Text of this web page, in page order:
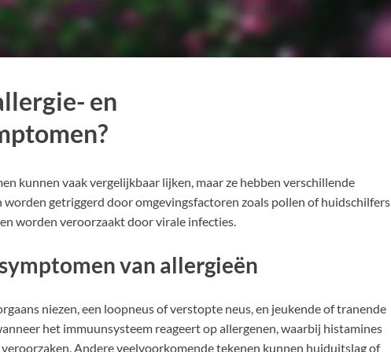
en
kunnen vaak vergelijkbaar lijken, maar ze hebben verschillende
worden getriggerd door omgevingsfactoren zoals pollen of huidschilfers
worden veroorzaakt door virale infecties.
van allergieën
niezen, een loopneus of verstopte neus, en jeukende of tranende
het immuunsysteem reageert op allergenen, waarbij histamines
Andere veelvoorkomende tekenen kunnen huiduitslag of